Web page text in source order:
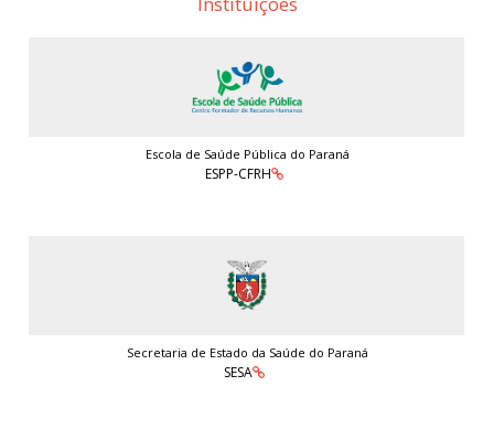
Escola de Saúde Pública do Paraná
ESPP-CFRH
Secretaria de Estado da Saúde do Paraná
SESA